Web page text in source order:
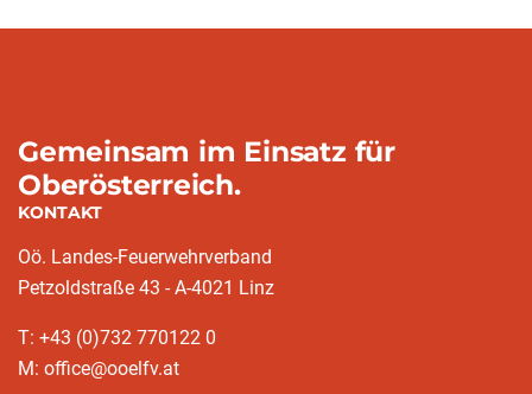
Gemeinsam im Einsatz für
Oberösterreich.
KONTAKT
Oö. Landes-Feuerwehrverband
Petzoldstraße 43 - A-4021 Linz
T: +43 (0)732 770122 0
M: office@ooelfv.at